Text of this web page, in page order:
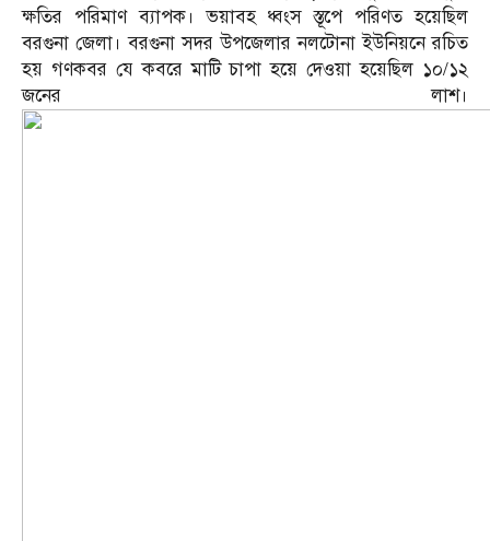
ক্ষতির পরিমাণ ব্যাপক। ভয়াবহ ধ্বংস স্তূপে পরিণত হয়েছিল
বরগুনা জেলা। বরগুনা সদর উপজেলার নলটোনা ইউনিয়নে রচিত
হয় গণকবর যে কবরে মাটি চাপা হয়ে দেওয়া হয়েছিল ১০/১২
জনের লাশ।